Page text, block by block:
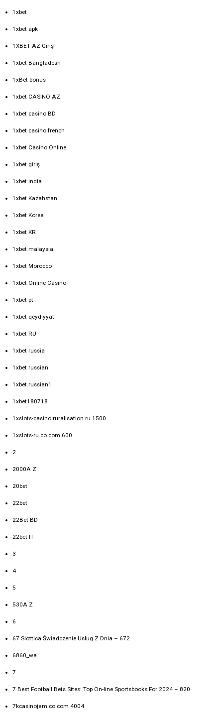
1xbet
1xbet apk
1XBET AZ Giriş
1xbet Bangladesh
1xBet bonus
1xbet CASINO AZ
1xbet casino BD
1xbet casino french
1xbet Casino Online
1xbet giriş
1xbet india
1xbet Kazahstan
1xbet Korea
1xbet KR
1xbet malaysia
1xbet Morocco
1xbet Online Casino
1xbet pt
1xbet qeydiyyat
1xbet RU
1xbet russia
1xbet russian
1xbet russian1
1xbet180718
1xslots-casino.ruralisation.ru 1500
1xslots-ru.co.com 600
2
2000A Z
20bet
22bet
22Bet BD
22bet IT
3
4
5
530A Z
6
67 Slottica Świadczenie Usług Z Dnia – 672
6860_wa
7
7 Best Football Bets Sites: Top On-line Sportsbooks For 2024 – 820
7kcasinojam.co.com 4004